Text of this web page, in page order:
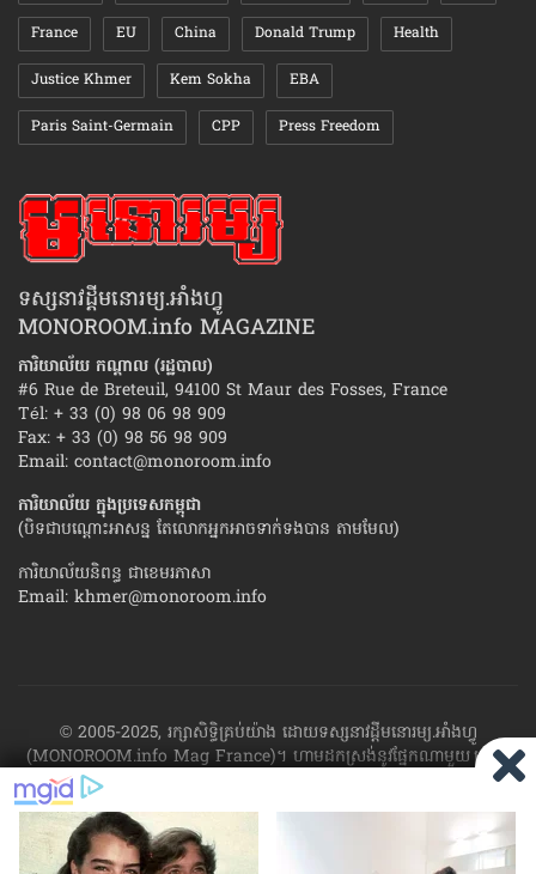
France EU China Donald Trump Health
Justice Khmer Kem Sokha EBA
Paris Saint-Germain CPP Press Freedom
ទស្សនាវដ្ដីមនោរម្យ.អាំងហ្វូ
MONOROOM.info MAGAZINE
ការិយាល័យ កណ្ដាល (រដ្ឋបាល)
#6 Rue de Breteuil, 94100 St Maur des Fosses, France
Tél: + 33 (0) 98 06 98 909
Fax: + 33 (0) 98 56 98 909
Email: contact@monoroom.info
ការិយាល័យ ក្នុង​ប្រទេស​កម្ពុជា
(បិទជាបណ្ដោះអាសន្ន តែលោកអ្នកអាចទាក់ទងបាន តាមមែល)
ការិយាល័យនិពន្ធ ជាខេមរភាសា
Email: khmer@monoroom.info
© 2005-2025, រក្សាសិទ្ធិគ្រប់យ៉ាង ដោយទស្សនាវដ្ដី​មនោរម្យ.អាំងហ្វូ
(MONOROOM.info Mag France)។ ហាម​ដក​ស្រង់​នូវ​ផ្នែក​ណា​មួយ​ ឬ​ផ្នែក​
ទាំង​អស់ ​នៃ​ការ​ផ្សាយ​របស់​ទស្សនាវដ្ដី​​មនោរម្យ.អាំងហ្វូ យក​ទៅ​​បោះពុម្ព នៅ
លើក្រដាស ឬតាម​ប្រព័ន្ធ​អេឡិច​ត្រូនិច - ផ្សាយ​តាម​រលក​ធាតុអាកាស ឬតាមប្រព័ន្ធ
អេឡិចត្រូនិច - សរសេរ​ឡើង​វិញ ឬ​ចែក​ចាយ​ តាមវិធីណាក៏ដោយ ដោយ​គ្មាន​ការ​
យល់ព្រម ជា​លាយ​លក្ខណ៍​អក្សរ​ ពី​ចាងហ្វាង​ការ​ផ្សាយ​។
ផ្ទុយមកវិញ ដើម្បី​ទទួល​